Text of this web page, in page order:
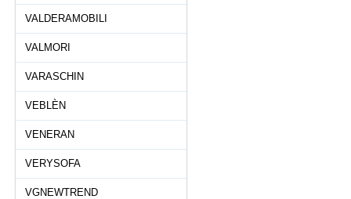
VALDERAMOBILI
VALMORI
VARASCHIN
VEBLÈN
VENERAN
VERYSOFA
VGNEWTREND